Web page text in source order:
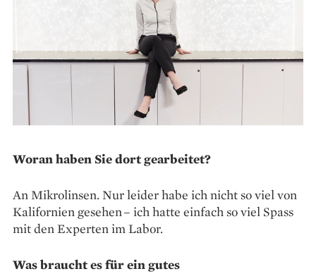
Woran haben Sie dort gearbeitet?
An Mikrolinsen. Nur leider habe ich nicht so viel von
Kalifornien gesehen – ich hatte einfach so viel Spass
mit den Experten im Labor.
Was braucht es für ein gutes